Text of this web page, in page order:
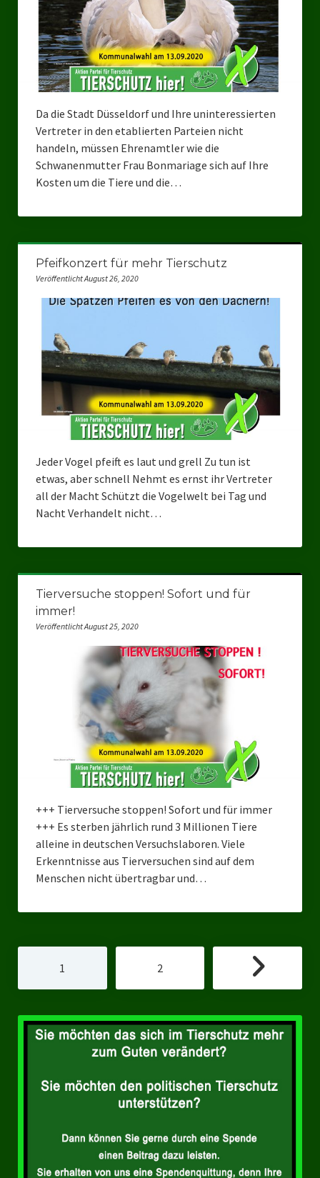
Da die Stadt Düsseldorf und Ihre uninteressierten
Vertreter in den etablierten Parteien nicht
handeln, müssen Ehrenamtler wie die
Schwanenmutter Frau Bonmariage sich auf Ihre
Kosten um die Tiere und die…
Pfeifkonzert für mehr Tierschutz
Veröffentlicht August 26, 2020
Jeder Vogel pfeift es laut und grell Zu tun ist
etwas, aber schnell Nehmt es ernst ihr Vertreter
all der Macht Schützt die Vogelwelt bei Tag und
Nacht Verhandelt nicht…
Tierversuche stoppen! Sofort und für
immer!
Veröffentlicht August 25, 2020
+++ Tierversuche stoppen! Sofort und für immer
+++ Es sterben jährlich rund 3 Millionen Tiere
alleine in deutschen Versuchslaboren. Viele
Erkenntnisse aus Tierversuchen sind auf dem
Menschen nicht übertragbar und…
Beiträge
1 2